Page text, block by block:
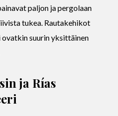
paljon ja pergolaan
tukea. Rautakehikot
suurin yksittäinen
ja Rías